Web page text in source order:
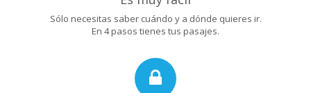
Sólo necesitas saber cuándo y a dónde quieres ir.
En 4 pasos tienes tus pasajes.